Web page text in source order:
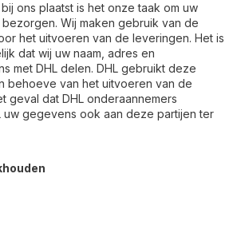
ons plaatst is het onze taak om uw
Wij maken gebruik van de
het uitvoeren van de leveringen. Het is
dat wij uw naam, adres en
met DHL delen. DHL gebruikt deze
behoeve van het uitvoeren van de
geval dat DHL onderaannemers
uw gegevens ook aan deze partijen ter